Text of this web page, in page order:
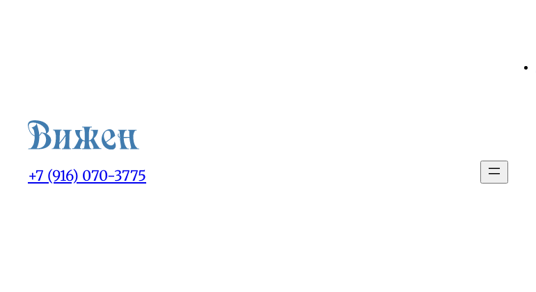
+7 (916) 070-3775